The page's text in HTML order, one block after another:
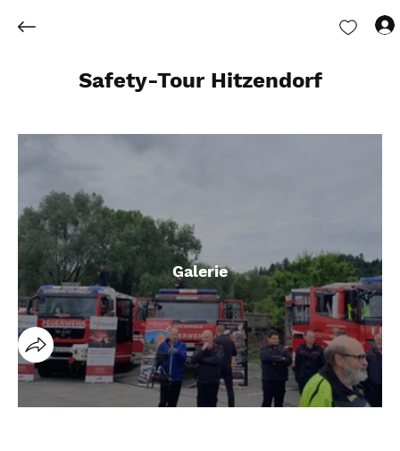
Galerie
Safety-Tour Hitzendorf